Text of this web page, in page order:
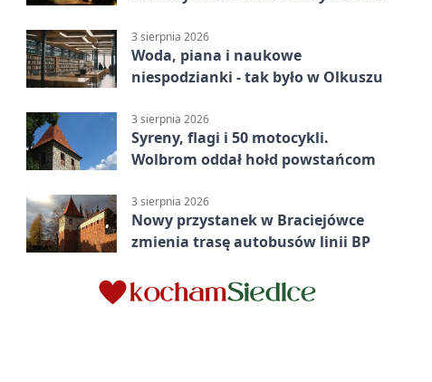
3 sierpnia 2026
Woda, piana i naukowe
niespodzianki - tak było w Olkuszu
3 sierpnia 2026
Syreny, flagi i 50 motocykli.
Wolbrom oddał hołd powstańcom
3 sierpnia 2026
Nowy przystanek w Braciejówce
zmienia trasę autobusów linii BP